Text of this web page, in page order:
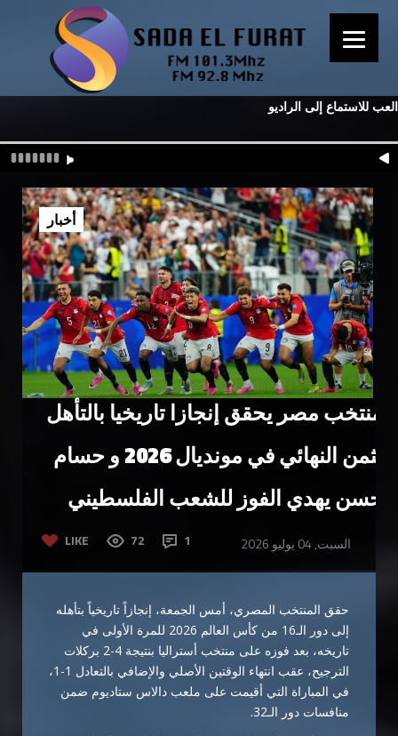
العب للاستماع إلى الراديو
منتخب مصر يحقق إنجازا تاريخيا بالتأهل
لثمن النهائي في مونديال 2026 و حسام
حسن يهدي الفوز للشعب الفلسطيني
LIKE 72 1 السبت, 04 يوليو 2026
أخبار
حقق المنتخب المصري، أمس الجمعة، إنجازاً تاريخياً بتأهله
إلى دور الـ16 من كأس العالم 2026 للمرة الأولى في
تاريخه، بعد فوزه على منتخب أستراليا بنتيجة 4-2 بركلات
الترجيح، عقب انتهاء الوقتين الأصلي والإضافي بالتعادل 1-1،
في المباراة التي أقيمت على ملعب دالاس ستاديوم ضمن
منافسات دور الـ32.